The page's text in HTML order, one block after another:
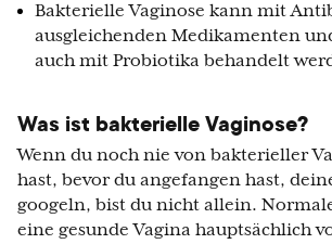
Bakterielle Vaginose kann mit
ausgleichenden Medikamenten
auch mit Probiotika behandelt
Was ist bakterielle Vaginose?
Wenn du noch nie von bakterieller
hast, bevor du angefangen hast,
googeln, bist du nicht allein.
eine gesunde Vagina hauptsächlich